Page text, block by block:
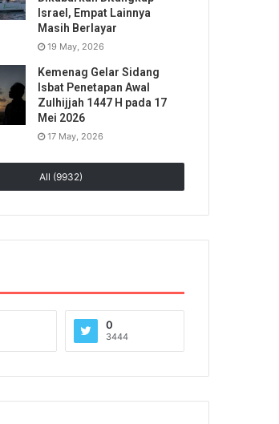
Israel, Empat Lainnya
Masih Berlayar
19 May, 2026
Kemenag Gelar Sidang
Isbat Penetapan Awal
Zulhijjah 1447 H pada 17
Mei 2026
17 May, 2026
All (9932)
0
3444